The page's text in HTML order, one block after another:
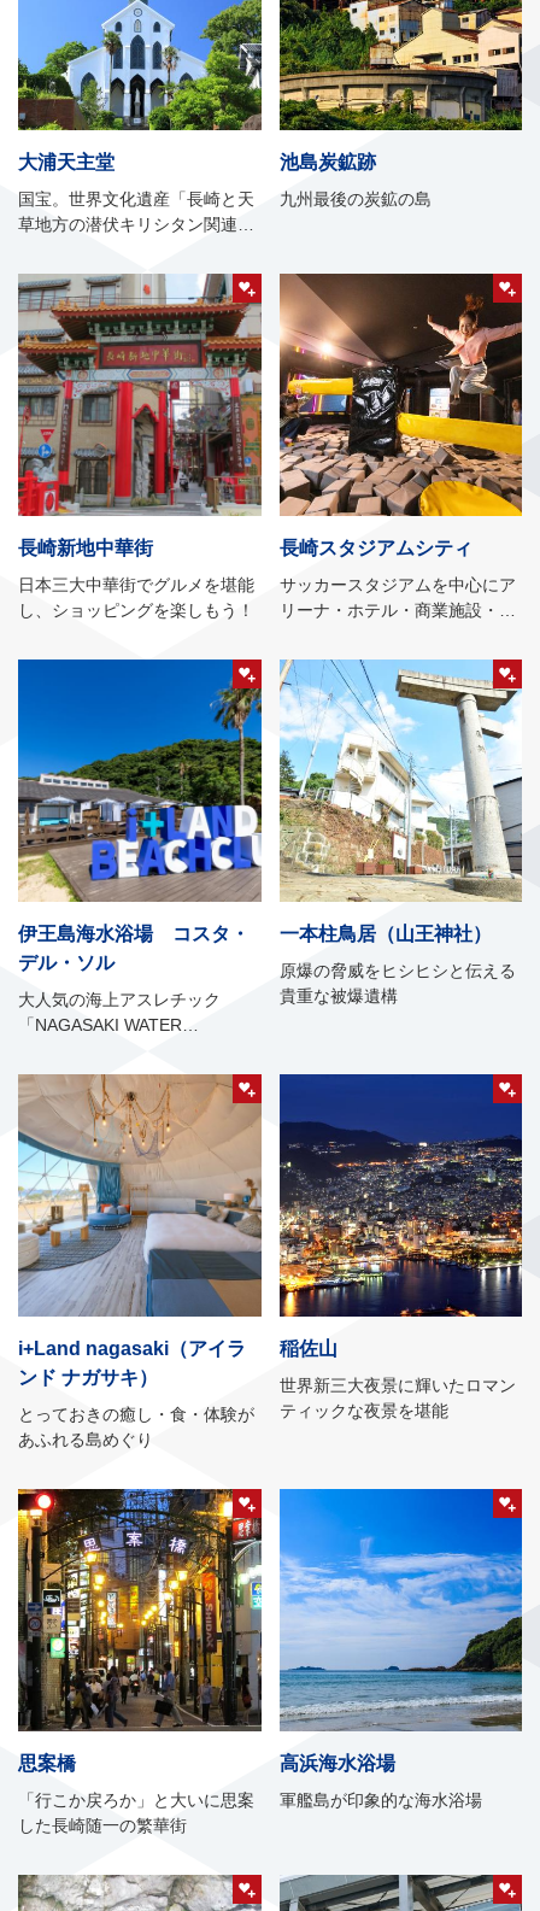
大浦天主堂
国宝。世界文化遺産「長崎と天
草地方の潜伏キリシタン関連遺
池島炭鉱跡
九州最後の炭鉱の島
長崎新地中華街
日本三大中華街でグルメを堪能
し、ショッピングを楽しもう！
長崎スタジアムシティ
サッカースタジアムを中心にア
リーナ・ホテル・商業施設・オ
伊王島海水浴場 コスタ・
デル・ソル
大人気の海上アスレチック
「NAGASAKI WATER
ティ、海水浴を一緒に体験でき
るのは九州でも伊王島だけ！
一本柱鳥居（山王神社）
原爆の脅威をヒシヒシと伝える
貴重な被爆遺構
i+Land nagasaki（アイラ
ンド ナガサキ）
とっておきの癒し・食・体験が
あふれる島めぐり
稲佐山
世界新三大夜景に輝いたロマン
ティックな夜景を堪能
思案橋
「行こか戻ろか」と大いに思案
した長崎随一の繁華街
高浜海水浴場
軍艦島が印象的な海水浴場